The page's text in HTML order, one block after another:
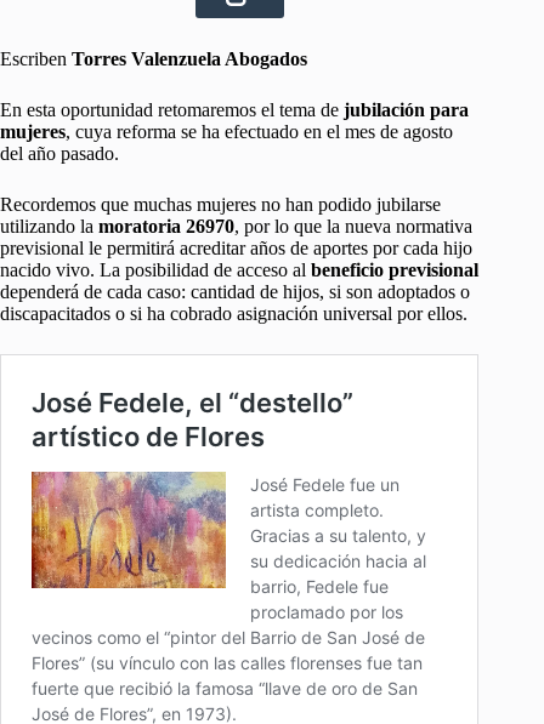
Escriben Torres Valenzuela Abogados
En esta oportunidad retomaremos el tema de jubilación para
mujeres, cuya reforma se ha efectuado en el mes de agosto
del año pasado.
Recordemos que muchas mujeres no han podido jubilarse
utilizando la moratoria 26970, por lo que la nueva normativa
previsional le permitirá acreditar años de aportes por cada hijo
nacido vivo. La posibilidad de acceso al beneficio previsional
dependerá de cada caso: cantidad de hijos, si son adoptados o
discapacitados o si ha cobrado asignación universal por ellos.